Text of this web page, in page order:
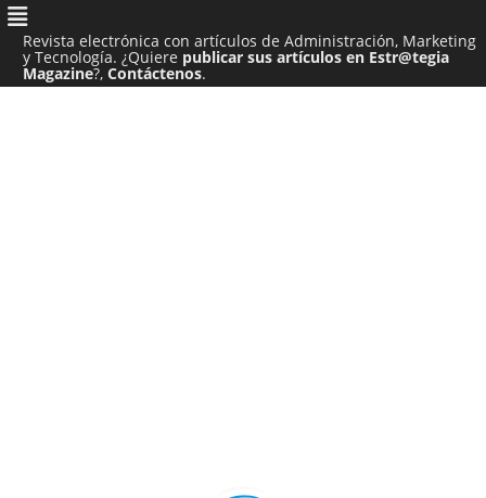
Revista electrónica con artículos de Administración, Marketing
y Tecnología. ¿Quiere publicar sus artículos en Estr@tegia
Magazine?, Contáctenos.